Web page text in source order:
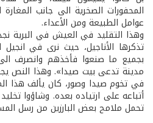
المحفورات الصخرية الى جانب
عوامل الطبيعة ومن الأعداء.
وهذا التقليد في العيش في البرية
تذكرها الأناجيل، حيث نرى في انجيل
بجميع ما صنعوا فأخذهم وانصرف
مدينة تدعى بيت صيدا». وهذا النص
في تخوم صيدا وصور، كان يألف هذا
أتباعه على ارتياده بعده. وشاؤوا
تحمل ملامح بعض البارزين من رسل